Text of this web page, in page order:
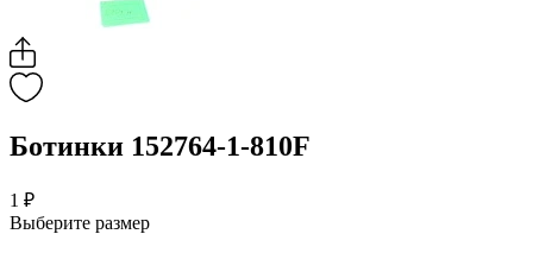
Ботинки 152764-1-810F
1 ₽
Выберите размер